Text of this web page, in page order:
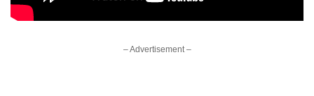
– Advertisement –